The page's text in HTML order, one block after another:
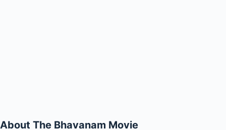
About The Bhavanam Movie